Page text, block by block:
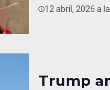
12 abril, 2026 a
Trump